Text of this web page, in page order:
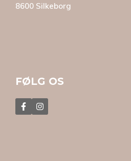
8600 Silkeborg
FØLG OS